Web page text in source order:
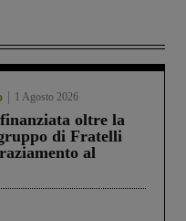
1 Agosto 2026
oltre la
di Fratelli
al